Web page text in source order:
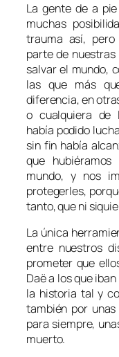
La gente de a
muchas
trauma así,
parte de
salvar el mundo,
las que más
diferencia, en
o cualquiera de
había podido
sin fin había
que
mundo, y nos
protegerles,
tanto, que ni
La única
entre nuestros
prometer que
Daë a los que
la historia tal y
también por
para siempre,
muerto.